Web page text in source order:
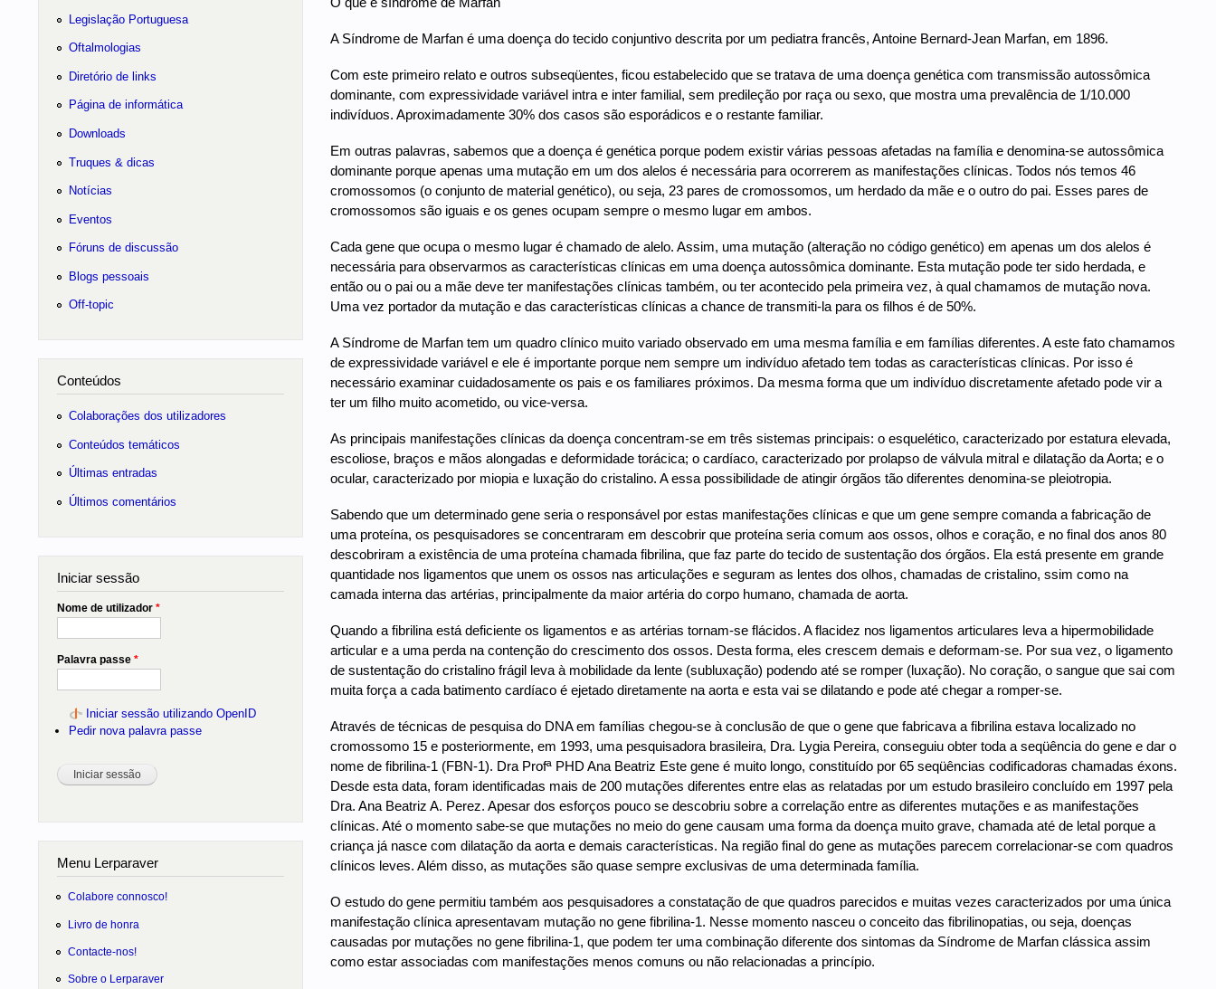
A Síndrome de Marfan é uma doença do tecido conjuntivo descrita por um pediatra francês, Antoine Bernard-Jean Marfan, em 1896.
Com este primeiro relato e outros subseqüentes, ficou estabelecido que se tratava de uma doença genética com transmissão autossômica
dominante, com expressividade variável intra e inter familial, sem predileção por raça ou sexo, que mostra uma prevalência de 1/10.000
indivíduos. Aproximadamente 30% dos casos são esporádicos e o restante familiar.
Em outras palavras, sabemos que a doença é genética porque podem existir várias pessoas afetadas na família e denomina-se autossômica
dominante porque apenas uma mutação em um dos alelos é necessária para ocorrerem as manifestações clínicas. Todos nós temos 46
cromossomos (o conjunto de material genético), ou seja, 23 pares de cromossomos, um herdado da mãe e o outro do pai. Esses pares de
cromossomos são iguais e os genes ocupam sempre o mesmo lugar em ambos.
Cada gene que ocupa o mesmo lugar é chamado de alelo. Assim, uma mutação (alteração no código genético) em apenas um dos alelos é
necessária para observarmos as características clínicas em uma doença autossômica dominante. Esta mutação pode ter sido herdada, e
então ou o pai ou a mãe deve ter manifestações clínicas também, ou ter acontecido pela primeira vez, à qual chamamos de mutação nova.
Uma vez portador da mutação e das características clínicas a chance de transmiti-la para os filhos é de 50%.
A Síndrome de Marfan tem um quadro clínico muito variado observado em uma mesma família e em famílias diferentes. A este fato chamamos
de expressividade variável e ele é importante porque nem sempre um indivíduo afetado tem todas as características clínicas. Por isso é
necessário examinar cuidadosamente os pais e os familiares próximos. Da mesma forma que um indivíduo discretamente afetado pode vir a
ter um filho muito acometido, ou vice-versa.
As principais manifestações clínicas da doença concentram-se em três sistemas principais: o esquelético, caracterizado por estatura elevada,
escoliose, braços e mãos alongadas e deformidade torácica; o cardíaco, caracterizado por prolapso de válvula mitral e dilatação da Aorta; e o
ocular, caracterizado por miopia e luxação do cristalino. A essa possibilidade de atingir órgãos tão diferentes denomina-se pleiotropia.
Sabendo que um determinado gene seria o responsável por estas manifestações clínicas e que um gene sempre comanda a fabricação de
uma proteína, os pesquisadores se concentraram em descobrir que proteína seria comum aos ossos, olhos e coração, e no final dos anos 80
descobriram a existência de uma proteína chamada fibrilina, que faz parte do tecido de sustentação dos órgãos. Ela está presente em grande
quantidade nos ligamentos que unem os ossos nas articulações e seguram as lentes dos olhos, chamadas de cristalino, ssim como na
camada interna das artérias, principalmente da maior artéria do corpo humano, chamada de aorta.
Quando a fibrilina está deficiente os ligamentos e as artérias tornam-se flácidos. A flacidez nos ligamentos articulares leva a hipermobilidade
articular e a uma perda na contenção do crescimento dos ossos. Desta forma, eles crescem demais e deformam-se. Por sua vez, o ligamento
de sustentação do cristalino frágil leva à mobilidade da lente (subluxação) podendo até se romper (luxação). No coração, o sangue que sai com
muita força a cada batimento cardíaco é ejetado diretamente na aorta e esta vai se dilatando e pode até chegar a romper-se.
Através de técnicas de pesquisa do DNA em famílias chegou-se à conclusão de que o gene que fabricava a fibrilina estava localizado no
cromossomo 15 e posteriormente, em 1993, uma pesquisadora brasileira, Dra. Lygia Pereira, conseguiu obter toda a seqüência do gene e dar o
nome de fibrilina-1 (FBN-1). Dra Profª PHD Ana Beatriz Este gene é muito longo, constituído por 65 seqüências codificadoras chamadas éxons.
Desde esta data, foram identificadas mais de 200 mutações diferentes entre elas as relatadas por um estudo brasileiro concluído em 1997 pela
Dra. Ana Beatriz A. Perez. Apesar dos esforços pouco se descobriu sobre a correlação entre as diferentes mutações e as manifestações
clínicas. Até o momento sabe-se que mutações no meio do gene causam uma forma da doença muito grave, chamada até de letal porque a
criança já nasce com dilatação da aorta e demais características. Na região final do gene as mutações parecem correlacionar-se com quadros
clínicos leves. Além disso, as mutações são quase sempre exclusivas de uma determinada família.
O estudo do gene permitiu também aos pesquisadores a constatação de que quadros parecidos e muitas vezes caracterizados por uma única
manifestação clínica apresentavam mutação no gene fibrilina-1. Nesse momento nasceu o conceito das fibrilinopatias, ou seja, doenças
causadas por mutações no gene fibrilina-1, que podem ter uma combinação diferente dos sintomas da Síndrome de Marfan clássica assim
como estar associadas com manifestações menos comuns ou não relacionadas a princípio.
Legislação Portuguesa
Oftalmologias
Diretório de links
Página de informática
Downloads
Truques & dicas
Notícias
Eventos
Fóruns de discussão
Blogs pessoais
Off-topic
Conteúdos
Colaborações dos utilizadores
Conteúdos temáticos
Últimas entradas
Últimos comentários
Iniciar sessão
Nome de utilizador *
Palavra passe *
Iniciar sessão utilizando OpenID
Pedir nova palavra passe
Menu Lerparaver
Colabore connosco!
Livro de honra
Contacte-nos!
Sobre o Lerparaver